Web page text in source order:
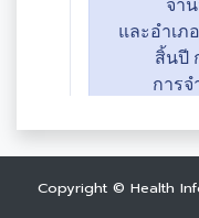
Copyright © Health